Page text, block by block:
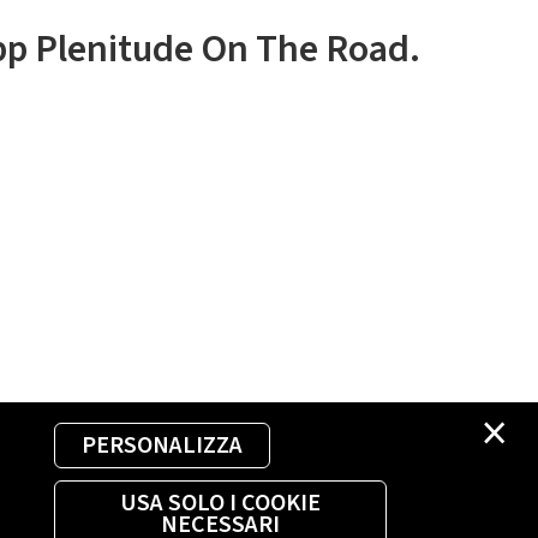
×
PERSONALIZZA
USA SOLO I COOKIE
NECESSARI
Plenitude On The Road.